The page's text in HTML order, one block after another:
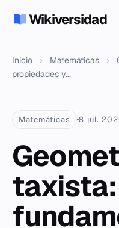
Wikiversidad
Inicio › Matemáticas ›
propiedades y...
Matemáticas 8 jul.
taxista: